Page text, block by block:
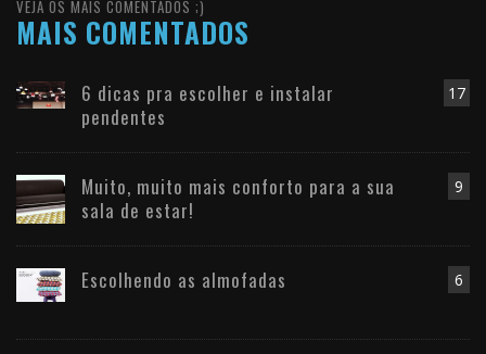
VEJA OS MAIS COMENTADOS ;)
MAIS COMENTADOS
17
6 dicas pra escolher e instalar
pendentes
9
Muito, muito mais conforto para a sua
sala de estar!
6
Escolhendo as almofadas